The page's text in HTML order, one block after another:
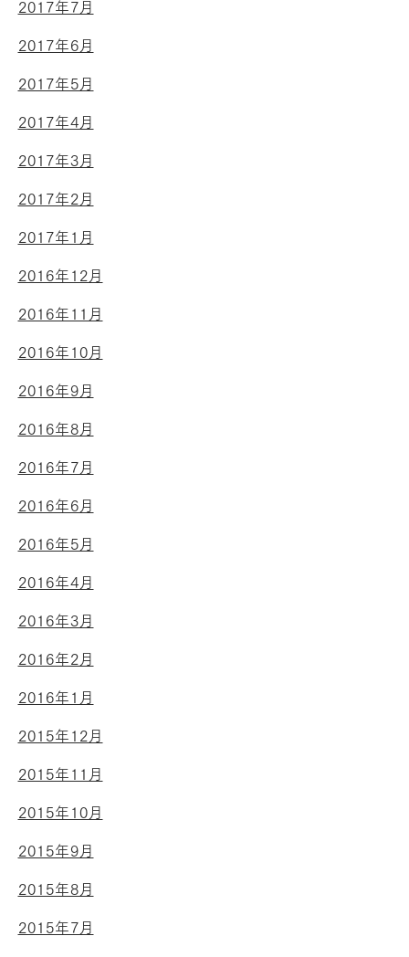
2017年7月
2017年6月
2017年5月
2017年4月
2017年3月
2017年2月
2017年1月
2016年12月
2016年11月
2016年10月
2016年9月
2016年8月
2016年7月
2016年6月
2016年5月
2016年4月
2016年3月
2016年2月
2016年1月
2015年12月
2015年11月
2015年10月
2015年9月
2015年8月
2015年7月